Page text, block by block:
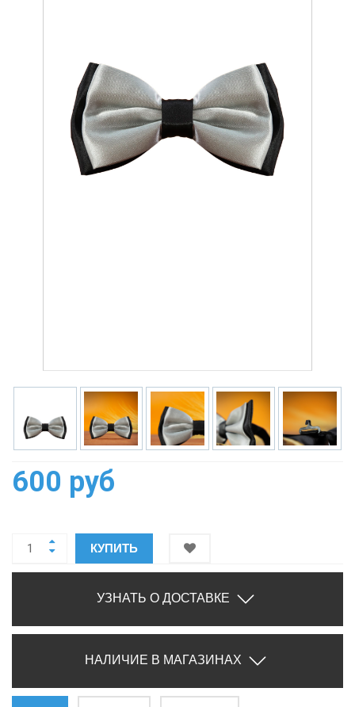
600 руб
КУПИТЬ
УЗНАТЬ О ДОСТАВКЕ
НАЛИЧИЕ В МАГАЗИНАХ